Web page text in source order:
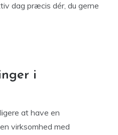
dag præcis dér, du gerne
i
at have en
virksomhed med